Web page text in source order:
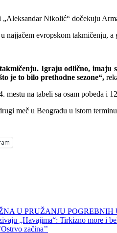
„Aleksandar Nikolić“ dočekuju
evropskom takmičenju, a
Igraju odlično, imaju
je to bilo prethodne sezone“,
mestu na tabeli sa osam pobeda i
meč u Beogradu u istom
U PRUŽANJU POGREBNIH
„Havajima“: Tirkizno more i
začina’’